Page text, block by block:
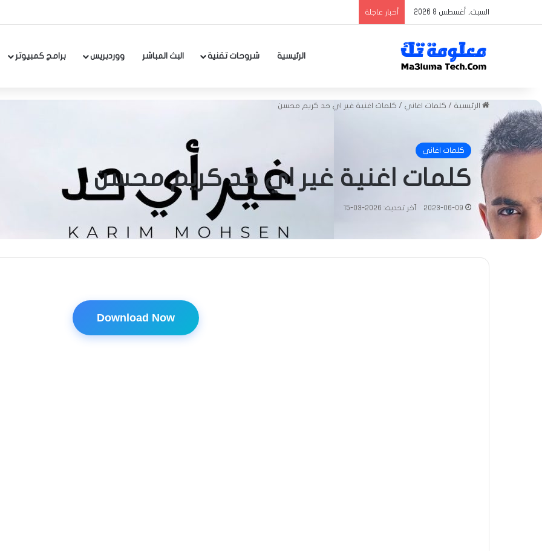
السبت, أغسطس 8 2026 أخبار عاجلة
الرئيسية شروحات تقنية البث المباشر ووردبريس برامج كمبيوتر
الرئيسية / كلمات اغاني / كلمات اغنية غير اي حد كريم محسن
كلمات اغاني
كلمات اغنية غير اي حد كريم محسن
2023-06-09 آخر تحديث: 2026-03-15
Download Now